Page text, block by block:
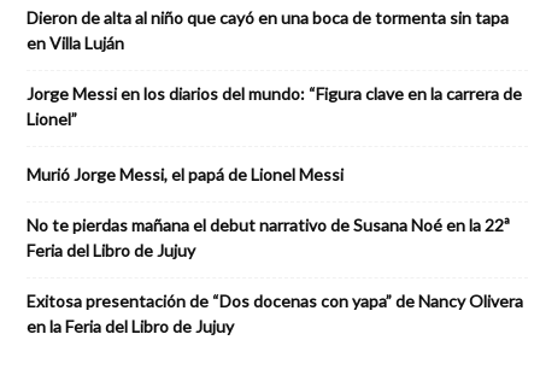
Dieron de alta al niño que cayó en una boca de tormenta sin tapa
en Villa Luján
Jorge Messi en los diarios del mundo: “Figura clave en la carrera de
Lionel”
Murió Jorge Messi, el papá de Lionel Messi
No te pierdas mañana el debut narrativo de Susana Noé en la 22ª
Feria del Libro de Jujuy
Exitosa presentación de “Dos docenas con yapa” de Nancy Olivera
en la Feria del Libro de Jujuy